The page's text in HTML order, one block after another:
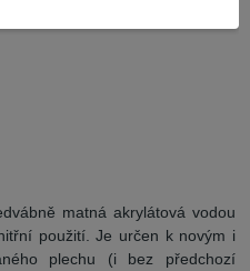
matná akrylátová vodou
použití. Je určen k novým i
plechu (i bez předchozí